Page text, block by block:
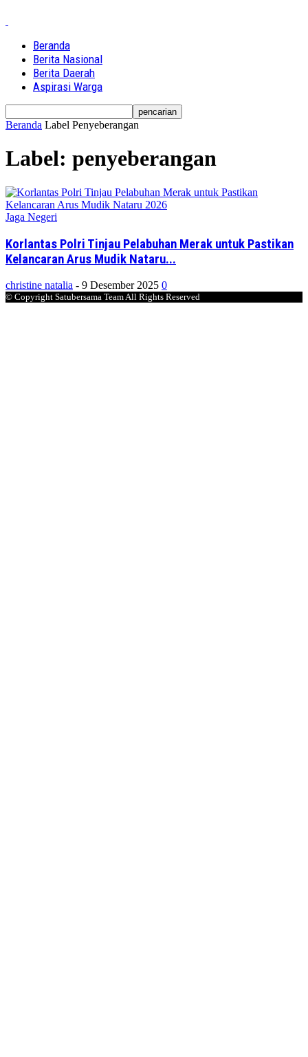
Beranda
Berita Nasional
Berita Daerah
Aspirasi Warga
Beranda Label Penyeberangan
Label: penyeberangan
Jaga Negeri
Korlantas Polri Tinjau Pelabuhan Merak untuk Pastikan
Kelancaran Arus Mudik Nataru...
christine natalia - 9 Desember 2025 0
© Copyright Satubersama Team All Rights Reserved